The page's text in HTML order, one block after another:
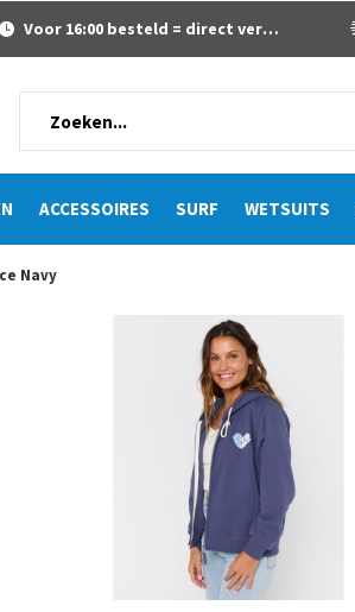
ACCESSOIRES SURF WETSUITS
Voor 16:00 besteld = direct verzonden
Navy